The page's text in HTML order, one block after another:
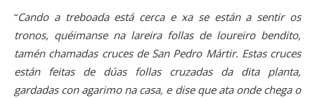
“Cando a treboada está cerca e xa se están a sentir os
tronos, quéimanse na lareira follas de loureiro bendito,
tamén chamadas cruces de San Pedro Mártir. Estas cruces
están feitas de dúas follas cruzadas da dita planta,
gardadas con agarimo na casa, e dise que ata onde chega o